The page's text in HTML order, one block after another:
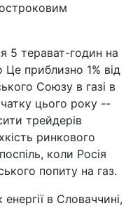
5 терават-годин на
приблизно 1% від
Союзу в газі в
цього року --
трейдерів
ринкового
коли Росія
попиту на газ.
в Словаччині,